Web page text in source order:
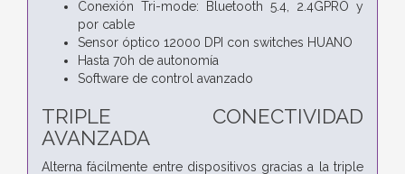
Conexión Tri-mode: Bluetooth 5.4, 2.4GPRO y
por cable
Sensor óptico 12000 DPI con switches HUANO
Hasta 70h de autonomía
Software de control avanzado
TRIPLE CONECTIVIDAD
AVANZADA
Alterna fácilmente entre dispositivos gracias a la triple